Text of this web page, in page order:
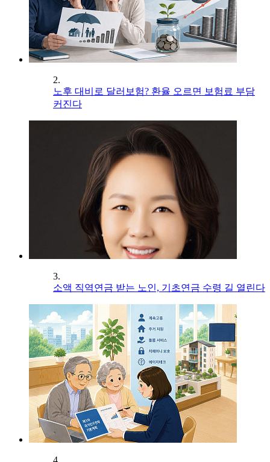
2.
노후 대비로 달러보험? 환율 오르면 보험료 부담
커진다
3.
소액 직역연금 받는 노인, 기초연금 수령 길 열린다